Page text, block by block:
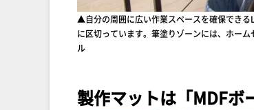
▲自分の周囲に広い作業スペースを確保でき
に区切っています。筆塗りゾーンには、ホー
ル
製作マットは「MDFボ